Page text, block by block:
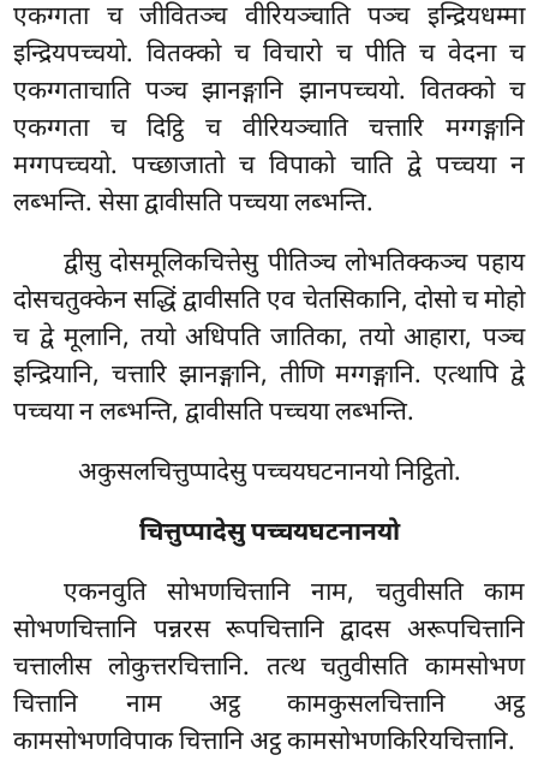
एकग्गता च जीवितञ्च वीरियञ्चाति पञ्च इन्द्रियधम्मा
इन्द्रियपच्चयो. वितक्को च विचारो च पीति च वेदना च
एकग्गताचाति पञ्च झानङ्गानि झानपच्चयो. वितक्को च
एकग्गता च दिट्ठि च वीरियञ्चाति चत्तारि मग्गङ्गानि
मग्गपच्चयो. पच्छाजातो च विपाको चाति द्वे पच्चया न
लब्भन्ति. सेसा द्वावीसति पच्चया लब्भन्ति.
द्वीसु दोसमूलिकचित्तेसु पीतिञ्च लोभतिक्कञ्च पहाय
दोसचतुक्केन सद्धिं द्वावीसति एव चेतसिकानि, दोसो च मोहो
च द्वे मूलानि, तयो अधिपति जातिका, तयो आहारा, पञ्च
इन्द्रियानि, चत्तारि झानङ्गानि, तीणि मग्गङ्गानि. एत्थापि द्वे
पच्चया न लब्भन्ति, द्वावीसति पच्चया लब्भन्ति.
अकुसलचित्तुप्पादेसु पच्चयघटनानयो निट्ठितो.
चित्तुप्पादेसु पच्चयघटनानयो
एकनवुति सोभणचित्तानि नाम, चतुवीसति काम
सोभणचित्तानि पन्नरस रूपचित्तानि द्वादस अरूपचित्तानि
चत्तालीस लोकुत्तरचित्तानि. तत्थ चतुवीसति कामसोभण
चित्तानि नाम अट्ठ कामकुसलचित्तानि अट्ठ
कामसोभणविपाक चित्तानि अट्ठ कामसोभणकिरियचित्तानि.